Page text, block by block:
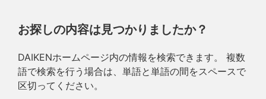
お探しの内容は見つかりましたか？
DAIKENホームページ内の情報を検索できます。 複数
語で検索を行う場合は、単語と単語の間をスペースで
区切ってください。